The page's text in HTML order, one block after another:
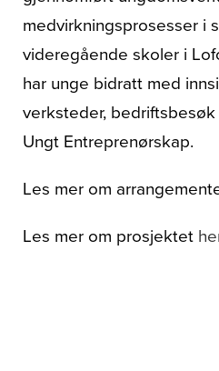
medvirkningsprosesser i
videregående skoler i
har unge bidratt med
verksteder,
Ungt Entreprenørskap.
Les mer om
Les mer om prosjektet